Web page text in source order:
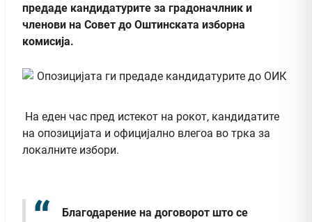
предаде кандидатурите за градоначлник и
членови на Совет до Оштинската изборна
комисија.
На еден час пред истекот на рокот, кандидатите
на опозицијата и официјално влегоа во трка за
локалните избори.
Благодарение на договорот што се